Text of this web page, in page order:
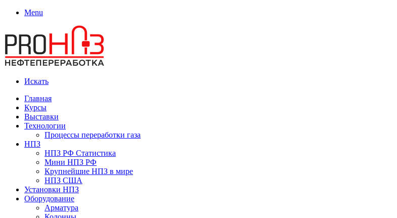
Menu
Искать
Главная
Курсы
Выставки
Технологии
Процессы переработки газа
НПЗ
НПЗ РФ Статистика
Мини НПЗ РФ
Крупнейшие НПЗ в мире
НПЗ США
Установки НПЗ
Оборудование
Арматура